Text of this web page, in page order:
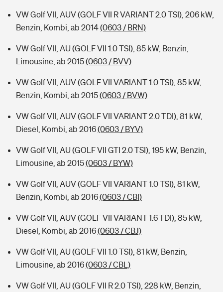
VW Golf VII, AUV (GOLF VII R VARIANT 2.0 TSI), 206 kW,
Benzin, Kombi, ab 2014(0603 / BRN)
VW Golf VII, AU (GOLF VII 1.0 TSI), 85 kW, Benzin,
Limousine, ab 2015(0603 / BVV)
VW Golf VII, AUV (GOLF VII VARIANT 1.0 TSI), 85 kW,
Benzin, Kombi, ab 2015(0603 / BVW)
VW Golf VII, AUV (GOLF VII VARIANT 2.0 TDI), 81 kW,
Diesel, Kombi, ab 2016(0603 / BYV)
VW Golf VII, AU (GOLF VII GTI 2.0 TSI), 195 kW, Benzin,
Limousine, ab 2015(0603 / BYW)
VW Golf VII, AUV (GOLF VII VARIANT 1.0 TSI), 81 kW,
Benzin, Kombi, ab 2016(0603 / CBI)
VW Golf VII, AUV (GOLF VII VARIANT 1.6 TDI), 85 kW,
Diesel, Kombi, ab 2016(0603 / CBJ)
VW Golf VII, AU (GOLF VII 1.0 TSI), 81 kW, Benzin,
Limousine, ab 2016(0603 / CBL)
VW Golf VII, AU (GOLF VII R 2.0 TSI), 228 kW, Benzin,